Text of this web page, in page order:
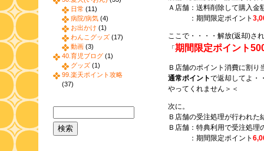
Ａ店舗：送料削除して購入金
：期間限定ポイント
ここで・・・・解放(返却)さ
「 期間限定ポイント
Ｂ店舗のポイント消費に割り
通常ポイントで返却してよ・
やってくれません＞＜
次に。
Ｂ店舗の受注処理が行われた
Ｂ店舗：特典利用で受注処理
：期間限定ポイント
日常 (11)
病院/病気 (4)
お出かけ (1)
わんこグッズ (17)
動画 (3)
40.育児ブログ (1)
グッズ (1)
99.楽天ポイント攻略
(37)